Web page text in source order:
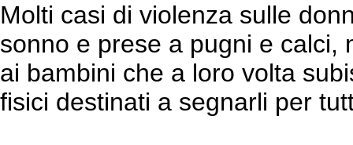
Molti casi di violenza sulle
sonno e prese a pugni e calci,
ai bambini che a loro volta
fisici destinati a segnarli per